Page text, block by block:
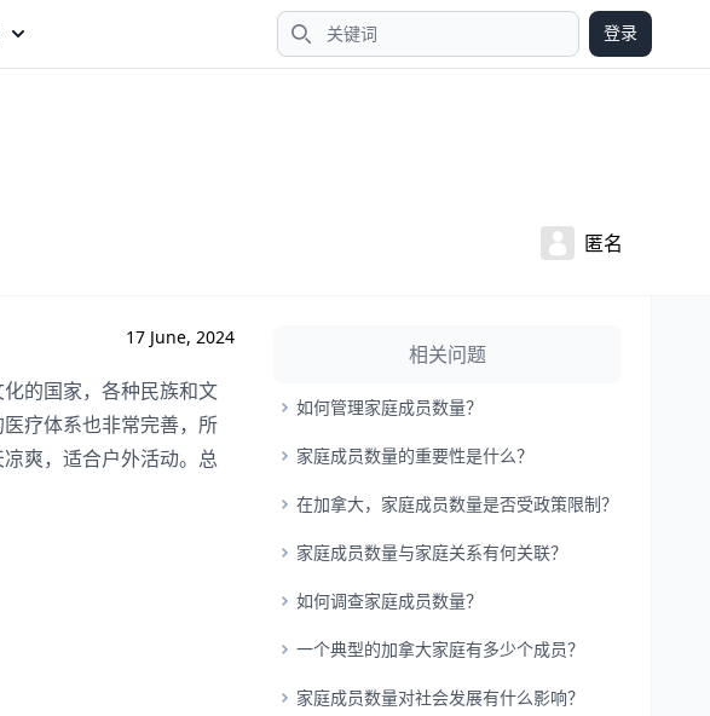
搜索
登录
匿名
17 June, 2024
的国家，各种民族和文
疗体系也非常完善，所
爽，适合户外活动。总
相关问题
如何管理家庭成员数量？
家庭成员数量的重要性是什么？
在加拿大，家庭成员数量是否受政策限制？
家庭成员数量与家庭关系有何关联？
如何调查家庭成员数量？
一个典型的加拿大家庭有多少个成员？
家庭成员数量对社会发展有什么影响？